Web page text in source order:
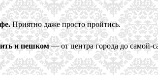
Приятно даже просто пройтись.
и пешком— от центра города до самой-